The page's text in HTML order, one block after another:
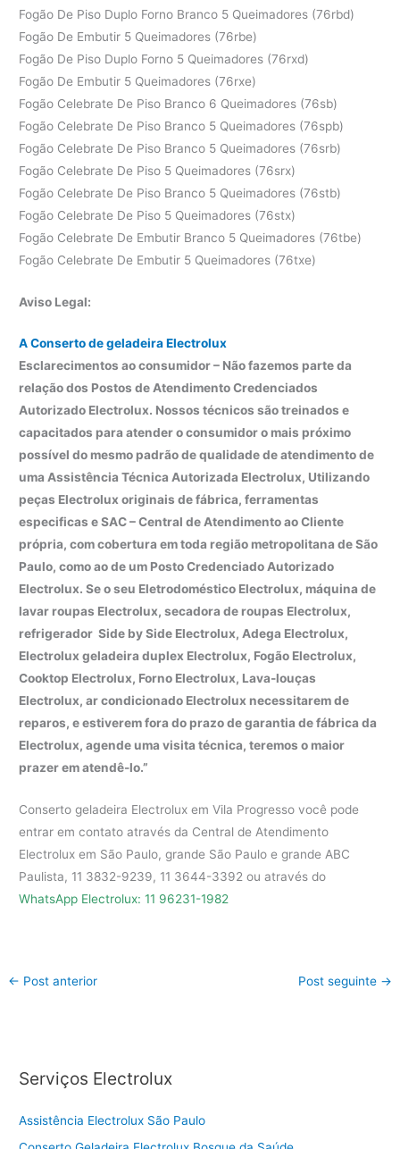
Fogão De Piso Duplo Forno Branco 5 Queimadores (76rbd)
Fogão De Embutir 5 Queimadores (76rbe)
Fogão De Piso Duplo Forno 5 Queimadores (76rxd)
Fogão De Embutir 5 Queimadores (76rxe)
Fogão Celebrate De Piso Branco 6 Queimadores (76sb)
Fogão Celebrate De Piso Branco 5 Queimadores (76spb)
Fogão Celebrate De Piso Branco 5 Queimadores (76srb)
Fogão Celebrate De Piso 5 Queimadores (76srx)
Fogão Celebrate De Piso Branco 5 Queimadores (76stb)
Fogão Celebrate De Piso 5 Queimadores (76stx)
Fogão Celebrate De Embutir Branco 5 Queimadores (76tbe)
Fogão Celebrate De Embutir 5 Queimadores (76txe)
Aviso Legal:
A Conserto de geladeira Electrolux
Esclarecimentos ao consumidor – Não fazemos parte da
relação dos Postos de Atendimento Credenciados
Autorizado Electrolux. Nossos técnicos são treinados e
capacitados para atender o consumidor o mais próximo
possível do mesmo padrão de qualidade de atendimento de
uma Assistência Técnica Autorizada Electrolux, Utilizando
peças Electrolux originais de fábrica, ferramentas
especificas e SAC – Central de Atendimento ao Cliente
própria, com cobertura em toda região metropolitana de São
Paulo, como ao de um Posto Credenciado Autorizado
Electrolux. Se o seu Eletrodoméstico Electrolux, máquina de
lavar roupas Electrolux, secadora de roupas Electrolux,
refrigerador Side by Side Electrolux, Adega Electrolux,
Electrolux geladeira duplex Electrolux, Fogão Electrolux,
Cooktop Electrolux, Forno Electrolux, Lava-louças
Electrolux, ar condicionado Electrolux necessitarem de
reparos, e estiverem fora do prazo de garantia de fábrica da
Electrolux, agende uma visita técnica, teremos o maior
prazer em atendê-lo.”
Conserto geladeira Electrolux em Vila Progresso você pode
entrar em contato através da Central de Atendimento
Electrolux em São Paulo, grande São Paulo e grande ABC
Paulista, 11 3832-9239, 11 3644-3392 ou através do
WhatsApp Electrolux: 11 96231-1982
← Post anterior Post seguinte →
Serviços Electrolux
Assistência Electrolux São Paulo